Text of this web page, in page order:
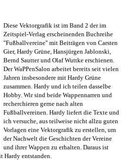
Diese Vektorgrafik ist im Band 2 der im
Zeitspiel-Verlag erscheinenden Buchreihe
"Fußballvereine" mit Beiträgen von Carsten
Gier, Hardy Grüne, Hansjürgen Jablonski,
Bernd Sautter und Olaf Wuttke erschienen.
Der WaPPenSalon arbeitet bereits seit vielen
Jahren insbesondere mit Hardy Grüne
zusammen. Hardy und ich teilen dasselbe
Hobby. Wir sind beide Wappennarren und
recherchieren gerne nach alten
Fußballvereinen. Hardy liefert die Texte und
ich versuche, aus teilweise nicht allzu guten
Vorlagen eine Vektorgrafik zu erstellen, um
der Nachwelt die Geschichten der Vereine
und ihrer Wappen zu erhalten. Daraus ist
Hardy entstanden.